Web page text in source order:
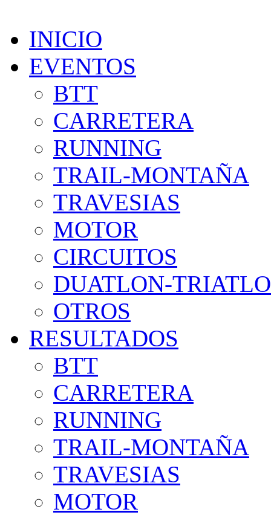
INICIO
EVENTOS
BTT
CARRETERA
RUNNING
TRAIL-MONTAÑA
TRAVESIAS
MOTOR
CIRCUITOS
DUATLON-
OTROS
RESULTADOS
BTT
CARRETERA
RUNNING
TRAIL-MONTAÑA
TRAVESIAS
MOTOR